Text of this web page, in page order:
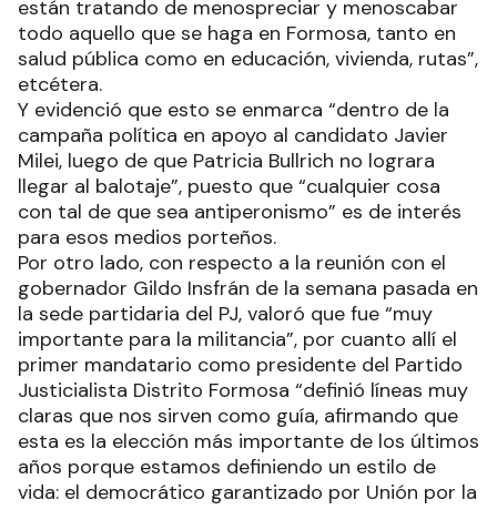
están tratando de menospreciar y menoscabar
todo aquello que se haga en Formosa, tanto en
salud pública como en educación, vivienda, rutas”,
etcétera.
Y evidenció que esto se enmarca “dentro de la
campaña política en apoyo al candidato Javier
Milei, luego de que Patricia Bullrich no lograra
llegar al balotaje”, puesto que “cualquier cosa
con tal de que sea antiperonismo” es de interés
para esos medios porteños.
Por otro lado, con respecto a la reunión con el
gobernador Gildo Insfrán de la semana pasada en
la sede partidaria del PJ, valoró que fue “muy
importante para la militancia”, por cuanto allí el
primer mandatario como presidente del Partido
Justicialista Distrito Formosa “definió líneas muy
claras que nos sirven como guía, afirmando que
esta es la elección más importante de los últimos
años porque estamos definiendo un estilo de
vida: el democrático garantizado por Unión por la